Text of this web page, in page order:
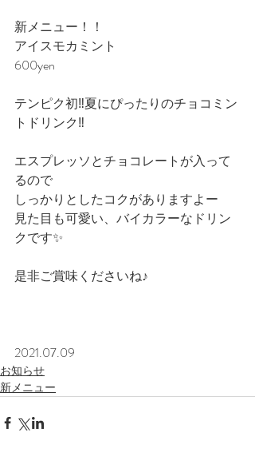
新メニュー！！
アイスモカミント
600yen
テンピク初‼︎夏にぴったりのチョコミン
トドリンク‼︎
エスプレッソとチョコレートが入って
るので
しっかりとしたコクがありますよー
見た目も可愛い、バイカラーなドリン
クです✨
是非ご賞味くださいね♪
2021.07.09
お知らせ
新メニュー